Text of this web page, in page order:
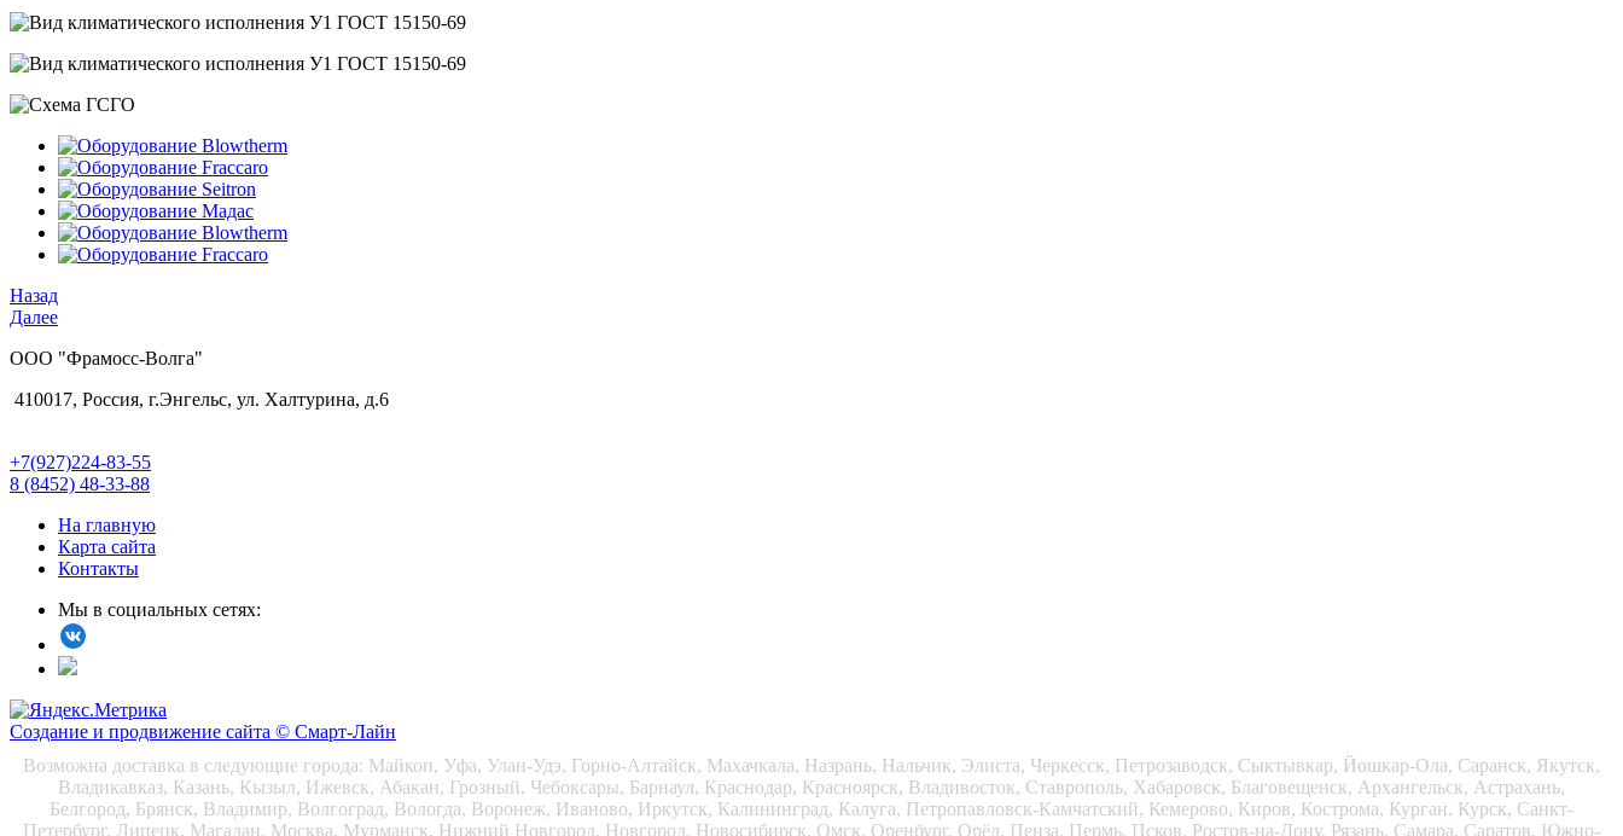
Назад
Далее
ООО "Фрамосс-Волга"
410017, Россия, г.Энгельс, ул. Халтурина, д.6
+7(927)224-83-55
8 (8452) 48-33-88
На главную
Карта сайта
Контакты
Мы в социальных сетях:
Создание и продвижение сайта © Смарт-Лайн
Возможна доставка в следующие города: Майкоп, Уфа, Улан-Удэ, Горно-Алтайск, Махачкала, Назрань, Нальчик, Элиста, Черкесск, Петрозаводск, Сыктывкар, Йошкар-Ола, Саранск, Якутск,
Владикавказ, Казань, Кызыл, Ижевск, Абакан, Грозный, Чебоксары, Барнаул, Краснодар, Красноярск, Владивосток, Ставрополь, Хабаровск, Благовещенск, Архангельск, Астрахань,
Белгород, Брянск, Владимир, Волгоград, Вологда, Воронеж, Иваново, Иркутск, Калининград, Калуга, Петропавловск-Камчатский, Кемерово, Киров, Кострома, Курган, Курск, Санкт-
Петербург, Липецк, Магадан, Москва, Мурманск, Нижний Новгород, Новгород, Новосибирск, Омск, Оренбург, Орёл, Пенза, Пермь, Псков, Ростов-на-Дону, Рязань, Самара, Саратов, Южно-